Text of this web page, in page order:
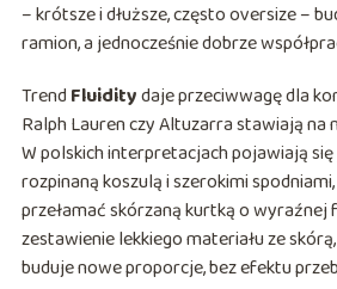
– krótsze i dłuższe, często oversize –
ramion, a jednocześnie dobrze
Trend Fluiditydaje przeciwwagę dla
Ralph Lauren czy Altuzarra stawiają na
W polskich interpretacjach pojawiają
rozpinaną koszulą i szerokimi
przełamać skórzaną kurtką o wyraźnej
zestawienie lekkiego materiału ze
buduje nowe proporcje, bez efektu